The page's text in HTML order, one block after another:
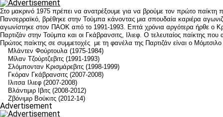
Στο μακρινό 1975 πρέπει να ανατρέξουμε για να βρούμε τον πρώτο
Πανσερραϊκό, βρέθηκε στην Τούμπα κάνοντας μια σπουδαία καριέρα
αγωνίστηκε στον ΠΑΟΚ από το 1991-1993. Επτά χρόνια αργότερα ήρθε ο
Παρτιζάν στην Τούμπα και οι Γκάβρανσιτς, Ιλιεφ. Ο τελευταίος παίκτης
Πρώτος παίκτης σε συμμετοχές με τη φανέλα της Παρτιζάν είναι ο
Μλάντεν Φούρτουλα (1975-1984)
Μίλαν Τζούρτζεβιτς (1991-1993)
Σλόμπονταν Κρισμάρεβιτς (1998-1999)
Γκόραν Γκάβρανσιτς (2007-2008)
Ιλιτσα Ιλιεφ (2007-2008)
Βλάντιμιρ Ιβιτς (2008-2012)
Ζβόνιμιρ Βούκιτς (2012-14)
Advertisement